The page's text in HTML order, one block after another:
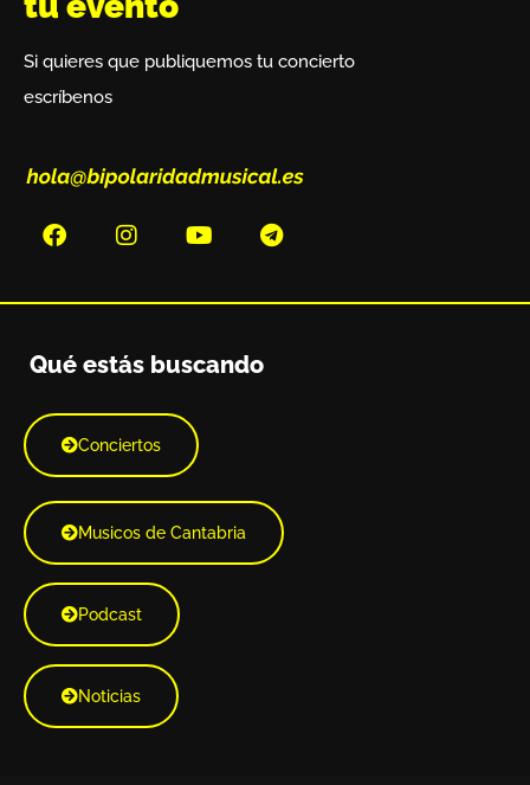
Si quieres que publiquemos tu concierto
escríbenos
Qué estás buscando
Conciertos
Musicos de Cantabria
Podcast
Noticias